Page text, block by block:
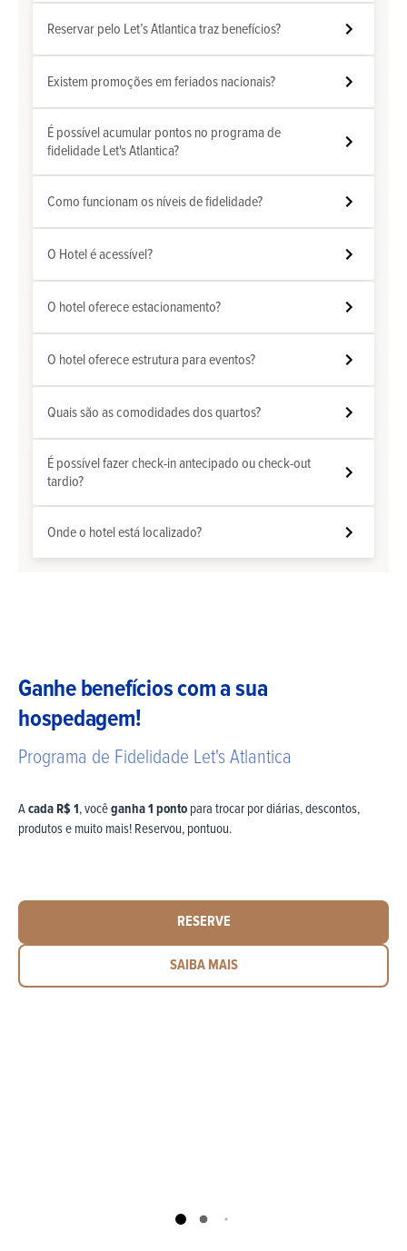
Reservar pelo Let’s Atlantica traz benefícios?
Existem promoções em feriados nacionais?
É possível acumular pontos no programa de
fidelidade Let's Atlantica?
Como funcionam os níveis de fidelidade?
O Hotel é acessível?
O hotel oferece estacionamento?
O hotel oferece estrutura para eventos?
Quais são as comodidades dos quartos?
É possível fazer check-in antecipado ou check-out
tardio?
Onde o hotel está localizado?
Ganhe benefícios com a sua
hospedagem!
Programa de Fidelidade Let's Atlantica
Acada R$ 1, vocêganha 1 ponto para trocar por diárias, descontos,
produtos e muito mais! Reservou, pontuou.
RESERVE
SAIBA MAIS